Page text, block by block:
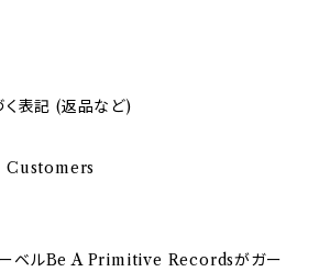
表記 (返品など)
ベルBe A Primitive Recordsがガー